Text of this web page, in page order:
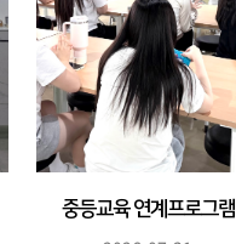
중등교육 연계프로그램